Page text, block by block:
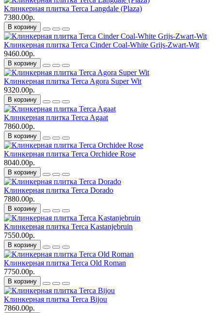
Клинкерная плитка Terca Langdale (Plaza)
7380.00р.
В корзину
Клинкерная плитка Terca Cinder Coal-White Grijs-Zwart-Wit
9460.00р.
В корзину
Клинкерная плитка Terca Agora Super Wit
9320.00р.
В корзину
Клинкерная плитка Terca Agaat
7860.00р.
В корзину
Клинкерная плитка Terca Orchidee Rose
8040.00р.
В корзину
Клинкерная плитка Terca Dorado
7880.00р.
В корзину
Клинкерная плитка Terca Kastanjebruin
7550.00р.
В корзину
Клинкерная плитка Terca Old Roman
7750.00р.
В корзину
Клинкерная плитка Terca Bijou
7860.00р.